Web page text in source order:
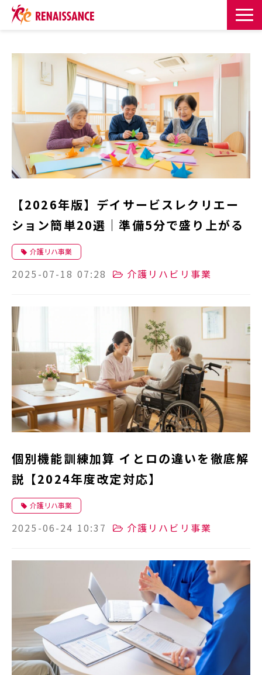
課題・目的からサービスを探す
導入事例
お知らせ
お役立ち記事一覧
お役立ち資料
イベント・セミナー
【2026年版】デイサービスレクリエー
ション簡単20選｜準備5分で盛り上がる
介護リハ事業
2025-07-18 07:28 介護リハビリ事業
個別機能訓練加算 イとロの違いを徹底解
説【2024年度改定対応】
介護リハ事業
2025-06-24 10:37 介護リハビリ事業